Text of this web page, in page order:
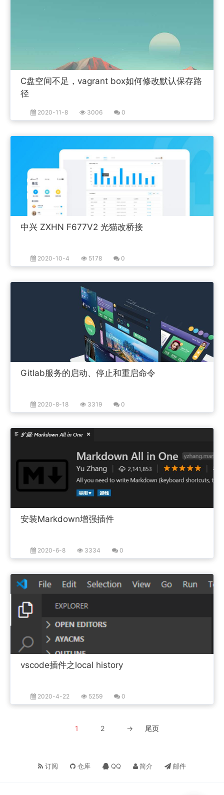
C盘空间不足，vagrant box如何修改默认保存路
径
2020-11-8 3006 0
中兴 ZXHN F677V2 光猫改桥接
2020-10-4 5178 0
Gitlab服务的启动、停止和重启命令
2020-8-18 3319 0
安装Markdown增强插件
2020-6-8 3334 0
vscode插件之local history
2020-4-22 5259 0
1 2 → 尾页
订阅 仓库 QQ 简介 邮件